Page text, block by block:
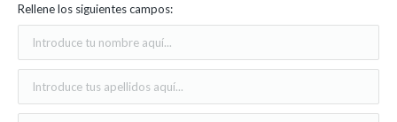
Rellene los siguientes campos: